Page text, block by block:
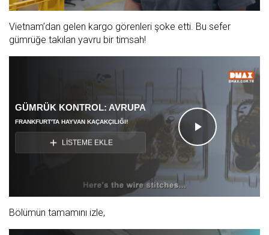
Vietnam’dan gelen kargo görenleri şoke etti. Bu sefer
gümrüğe takılan yavru bir timsah!
Videoyu
Oynat
GÜMRÜK KONTROL: AVRUPA
FRANKFURT'TA HAYVAN KAÇAKÇILIĞI!
LİSTEME EKLE
Bölümün tamamını izle,